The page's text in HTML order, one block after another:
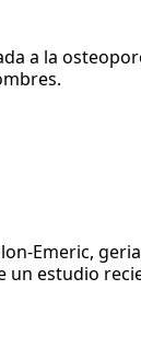
a la
Emeric,
un estudio